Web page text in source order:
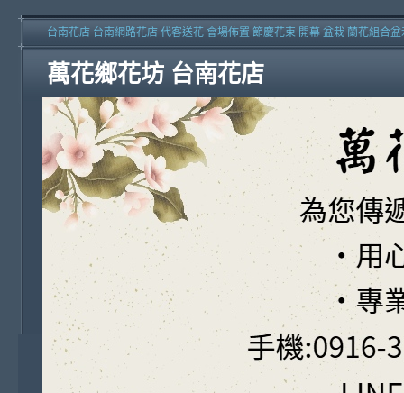
萬花鄉花坊 台南花店
台南花店 台南網路花店 代客送花 會場佈置 節慶花束 開幕 盆栽 蘭花組合